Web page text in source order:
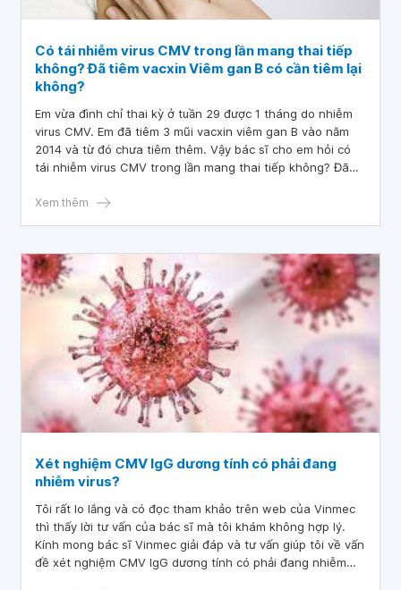
Có tái nhiễm virus CMV trong lần mang thai tiếp
không? Đã tiêm vacxin Viêm gan B có cần tiêm lại
không?
Em vừa đình chỉ thai kỳ ở tuần 29 được 1 tháng do nhiễm
virus CMV. Em đã tiêm 3 mũi vacxin viêm gan B vào năm
2014 và từ đó chưa tiêm thêm. Vậy bác sĩ cho em hỏi có
tái nhiễm virus CMV trong lần mang thai tiếp không? Đã
bác sĩ ạ!
Xem thêm
Xét nghiệm CMV IgG dương tính có phải đang
nhiễm virus?
Tôi rất lo lắng và có đọc tham khảo trên web của Vinmec
thì thấy lời tư vấn của bác sĩ mà tôi khám không hợp lý.
Kính mong bác sĩ Vinmec giải đáp và tư vấn giúp tôi về vấn
đề xét nghiệm CMV IgG dương tính có phải đang nhiễm